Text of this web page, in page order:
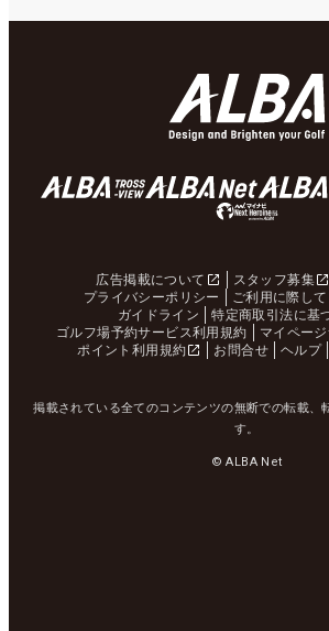
広告掲載について スタッフ募集
プライバシーポリシー
ご利用に際して
ガイドライン
特定商取引法に基
ゴルフ場予約サービス利用規約
マイペー
ポイント利用規約
お問合せ ヘルプ
掲載されている全てのコンテンツの無断での転載、
す。
© ALBA Net